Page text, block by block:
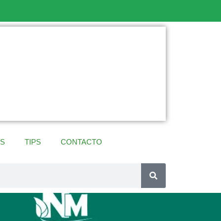
TIPS CONTACTO